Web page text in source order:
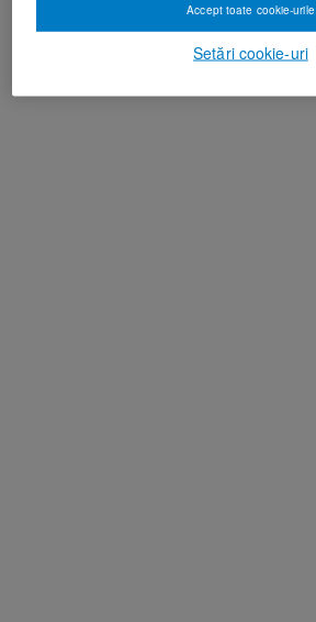
Setări cookie-uri
Accept toate cookie-urile